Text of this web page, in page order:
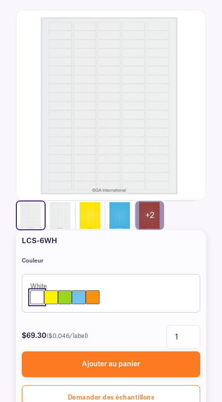
+2
LCS-6WH
Couleur
White
$69.30($0.046/label)
Ajouter au panier
Demander des échantillons